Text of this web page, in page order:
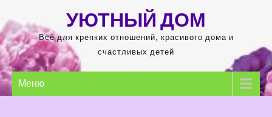
содержимому
УЮТНЫЙ ДОМ
Всё для крепких отношений, красивого дома и
счастливых детей
Меню